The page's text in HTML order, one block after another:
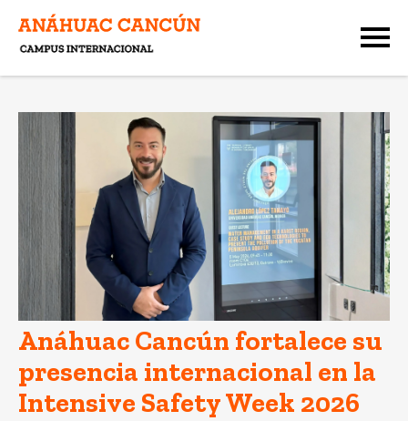
Anáhuac Cancún fortalece su
presencia internacional en la
Intensive Safety Week 2026